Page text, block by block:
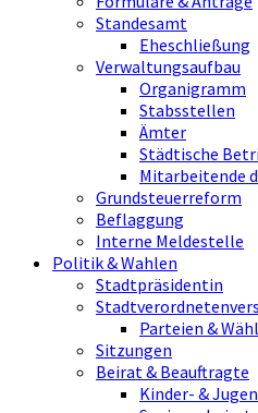
Standesamt
Eheschließung
Verwaltungsaufbau
Organigramm
Stabsstellen
Ämter
Städtische
Mitarbeitende
Grundsteuerreform
Beflaggung
Interne Meldestelle
Politik & Wahlen
Stadtpräsidentin
Parteien &
Sitzungen
Beirat & Beauftragte
Kinder- &